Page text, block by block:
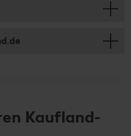
Kaufland-